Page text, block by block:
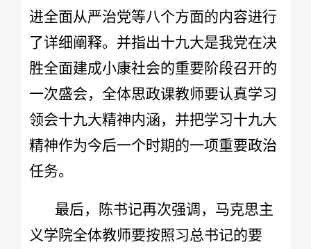
进全面从严治党等八个方面的内容进行
了详细阐释。并指出十九大是我党在决
胜全面建成小康社会的重要阶段召开的
一次盛会，全体思政课教师要认真学习
领会十九大精神内涵，并把学习十九大
精神作为今后一个时期的一项重要政治
任务。
最后，陈书记再次强调，马克思主
义学院全体教师要按照习总书记的要